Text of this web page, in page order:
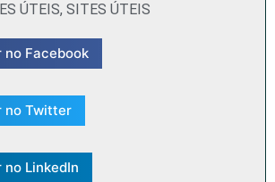
ÚTEIS, SITES ÚTEIS
no Facebook
no Twitter
LinkedIn